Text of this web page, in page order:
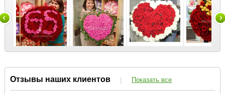
Отзывы наших клиентов | Показать все